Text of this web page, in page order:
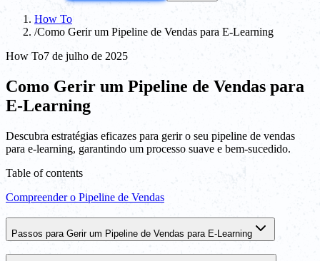
How To
/Como Gerir um Pipeline de Vendas para E-Learning
How To7 de julho de 2025
Como Gerir um Pipeline de Vendas para
E-Learning
Descubra estratégias eficazes para gerir o seu pipeline de vendas
para e-learning, garantindo um processo suave e bem-sucedido.
Table of contents
Compreender o Pipeline de Vendas
Passos para Gerir um Pipeline de Vendas para E-Learning